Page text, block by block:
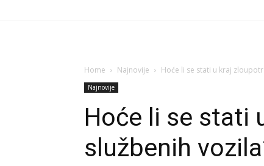
Home Najnovije Hoće li se stati u kraj
Najnovije
Hoće li se stati
službenih